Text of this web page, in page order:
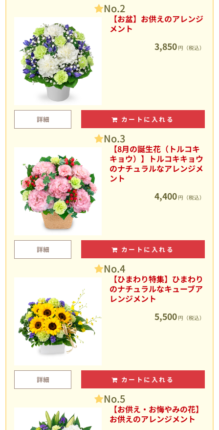
No.2
【お盆】お供えのアレンジ
メント
3,850 円（税込）
詳細 カートに入れる
No.3
【8月の誕生花（トルコキ
キョウ）】トルコキキョウ
のナチュラルなアレンジメ
ント
4,400 円（税込）
詳細 カートに入れる
No.4
【ひまわり特集】ひまわり
のナチュラルなキューブア
レンジメント
5,500 円（税込）
詳細 カートに入れる
No.5
【お供え・お悔やみの花】
お供えのアレンジメント